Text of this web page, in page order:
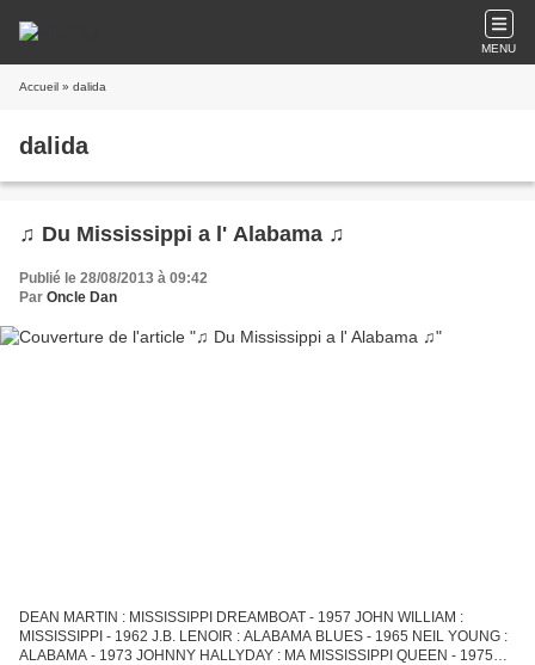
MENU
Accueil » dalida
dalida
♫ Du Mississippi a l' Alabama ♫
Publié le 28/08/2013 à 09:42
Par Oncle Dan
DEAN MARTIN : MISSISSIPPI DREAMBOAT - 1957 JOHN WILLIAM :
MISSISSIPPI - 1962 J.B. LENOIR : ALABAMA BLUES - 1965 NEIL YOUNG :
ALABAMA - 1973 JOHNNY HALLYDAY : MA MISSISSIPPI QUEEN - 1975